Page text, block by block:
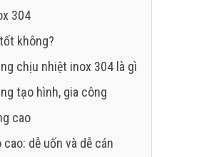
304
không?
chịu nhiệt inox 304 là gì
tạo hình, gia công
cao
dễ uốn và dễ cán